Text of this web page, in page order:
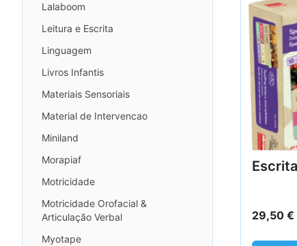
Lalaboom
Leitura e Escrita
Linguagem
Livros Infantis
Materiais Sensoriais
Material de Intervencao
Miniland
Morapiaf
Motricidade
Motricidade Orofacial &
Articulação Verbal
Myotape
29,50 €